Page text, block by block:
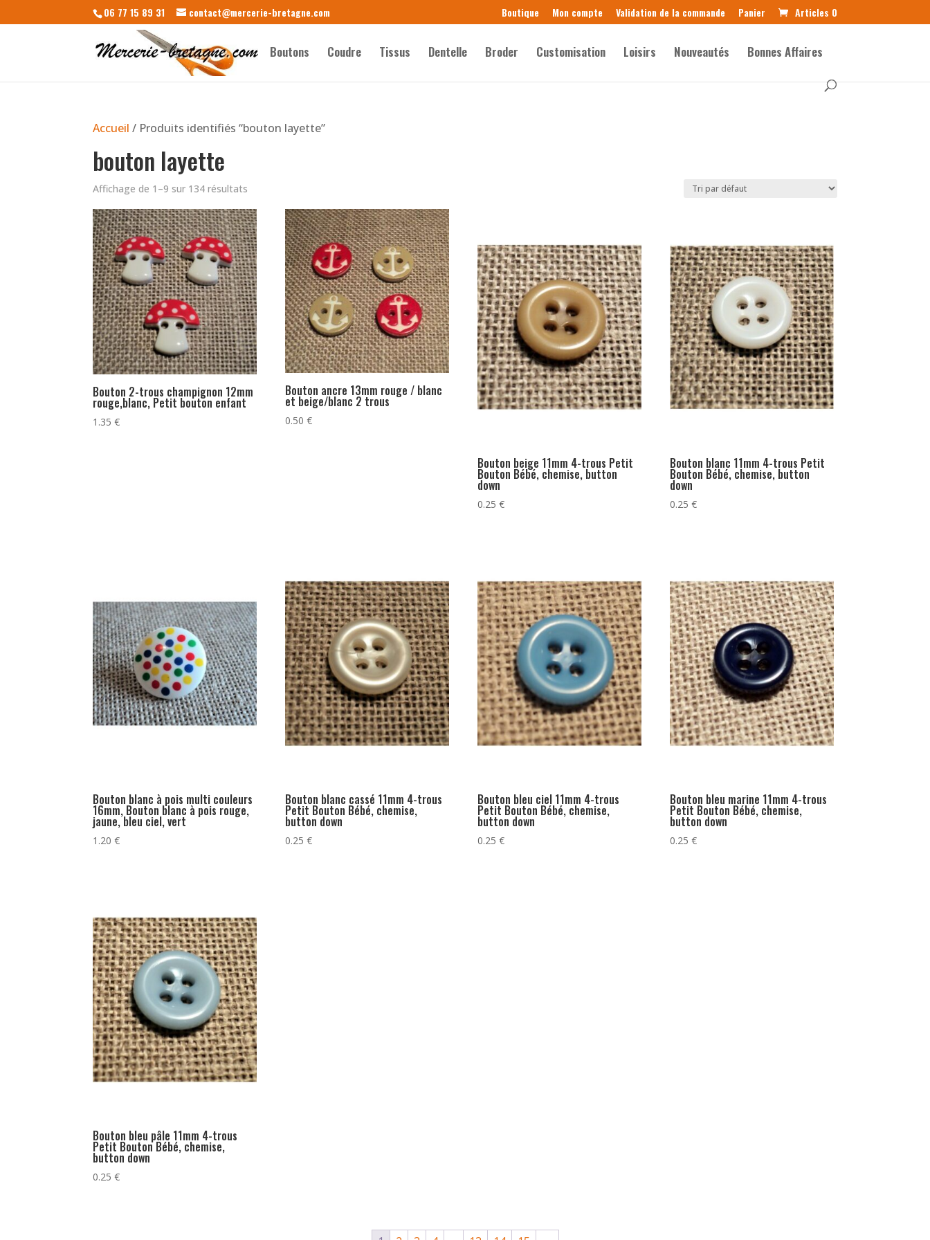
06 77 15 89 31 contact@mercerie-bretagne.com Boutique Mon compte Validation de la commande Panier Articles 0
Boutons Coudre Tissus Dentelle Broder Customisation Loisirs Nouveautés Bonnes Affaires
Accueil / Produits identifiés “bouton layette”
bouton layette
Affichage de 1–9 sur 134 résultats
Bouton 2-trous champignon 12mm
rouge,blanc, Petit bouton enfant
1.35€
Bouton ancre 13mm rouge / blanc
et beige/blanc 2 trous
0.50€
Bouton beige 11mm 4-trous Petit
Bouton Bébé, chemise, button
down
0.25€
Bouton blanc 11mm 4-trous Petit
Bouton Bébé, chemise, button
down
0.25€
Bouton blanc à pois multi couleurs
16mm, Bouton blanc à pois rouge,
jaune, bleu ciel, vert
1.20€
Bouton blanc cassé 11mm 4-trous
Petit Bouton Bébé, chemise,
button down
0.25€
Bouton bleu ciel 11mm 4-trous
Petit Bouton Bébé, chemise,
button down
0.25€
Bouton bleu marine 11mm 4-trous
Petit Bouton Bébé, chemise,
button down
0.25€
Bouton bleu pâle 11mm 4-trous
Petit Bouton Bébé, chemise,
button down
0.25€